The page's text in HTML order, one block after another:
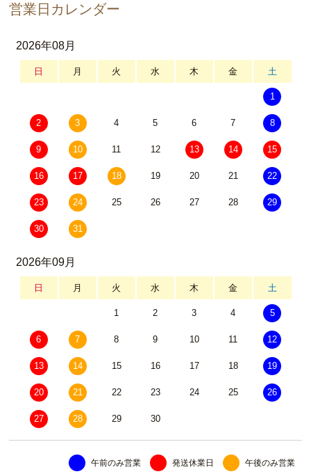
営業日カレンダー
2026年08月
日 月 火 水 木 金 土
1
2 3 4 5 6 7 8
9 10 11 12 13 14 15
16 17 18 19 20 21 22
23 24 25 26 27 28 29
30 31
2026年09月
日 月 火 水 木 金 土
1 2 3 4 5
6 7 8 9 10 11 12
13 14 15 16 17 18 19
20 21 22 23 24 25 26
27 28 29 30
午前のみ営業 発送休業日 午後のみ営業